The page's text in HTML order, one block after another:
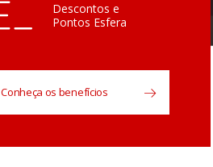
Descontos e
Pontos Esfera
Conheça os benefícios